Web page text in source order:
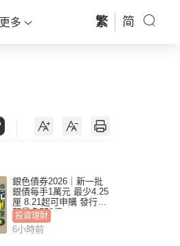
更多 繁 简
銀色債券2026｜新一批
銀債每手1萬元 最少4.25
厘 8.21起可申購 發行金
額最多550億
投資理財
6小時前